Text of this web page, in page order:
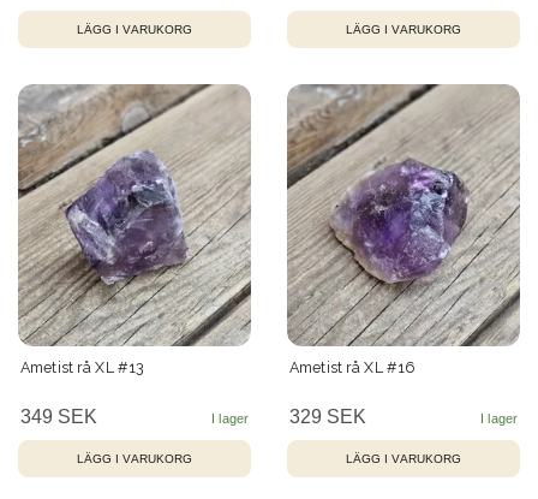
Ametist rå XL #13
349 SEK
Ametist rå XL #16
329 SEK